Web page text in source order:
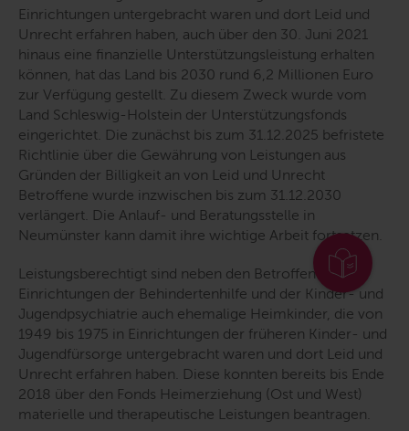
Einrichtungen untergebracht waren und dort Leid und
Unrecht erfahren haben, auch über den 30. Juni 2021
hinaus eine finanzielle Unterstützungsleistung erhalten
können, hat das Land bis 2030 rund 6,2 Millionen Euro
zur Verfügung gestellt. Zu diesem Zweck wurde vom
Land Schleswig-Holstein der Unterstützungsfonds
eingerichtet. Die zunächst bis zum 31.12.2025 befristete
Richtlinie über die Gewährung von Leistungen aus
Gründen der Billigkeit an von Leid und Unrecht
Betroffene wurde inzwischen bis zum 31.12.2030
verlängert. Die Anlauf- und Beratungsstelle in
Neumünster kann damit ihre wichtige Arbeit fortsetzen.
Leistungsberechtigt sind neben den Betroffenen aus
Einrichtungen der Behindertenhilfe und der Kinder- und
Jugendpsychiatrie auch ehemalige Heimkinder, die von
1949 bis 1975 in Einrichtungen der früheren Kinder- und
Jugendfürsorge untergebracht waren und dort Leid und
Unrecht erfahren haben. Diese konnten bereits bis Ende
2018 über den Fonds Heimerziehung (Ost und West)
materielle und therapeutische Leistungen beantragen.